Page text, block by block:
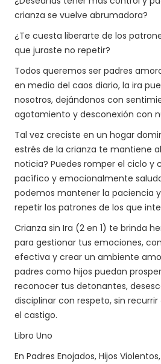
crianza se vuelve abrumadora?
¿Te cuesta liberarte de los
que juraste no repetir?
Todos queremos ser padres
en medio del caos diario, la ira
nosotros, dejándonos con
agotamiento y desconexión con
Tal vez creciste en un hogar
estrés de la crianza te mantiene
noticia? Puedes romper el ciclo y
pacífico y emocionalmente
podemos mantener la paciencia
repetir los patrones de los que
Crianza sin Ira (2 en 1) te brinda
para gestionar tus emociones,
efectiva y crear un ambiente
padres como hijos puedan
reconocer tus detonantes,
disciplinar con respeto, sin
el castigo.
Libro Uno
En Padres Enojados, Hijos